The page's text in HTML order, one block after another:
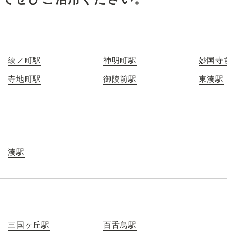
綾ノ町駅 神明町駅 妙国寺
寺地町駅 御陵前駅 東湊駅
湊駅
三国ヶ丘駅 百舌鳥駅